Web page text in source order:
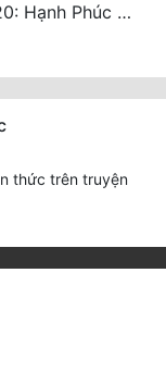
Chương 20: Hạnh Phúc Vĩnh Hằng (Hết)
thức trên truyện